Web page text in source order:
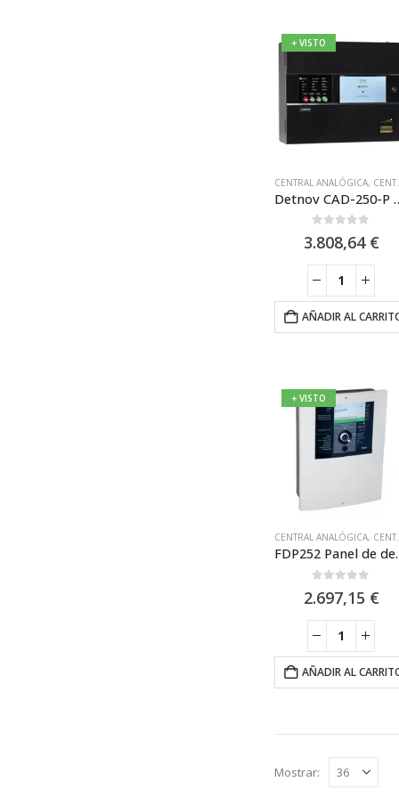
+ VISTO
CENTRAL ANALÓGICA, CENTRAL ANALÓGICA +4 LAZOS
Detnov CAD-250-P Central
3.808,64 €
AÑADIR AL
+ VISTO
CENTRAL ANALÓGICA, CENTRAL ANALÓGICA +4 LAZOS
FDP252 Panel de
2.697,15 €
AÑADIR AL
Mostrar: